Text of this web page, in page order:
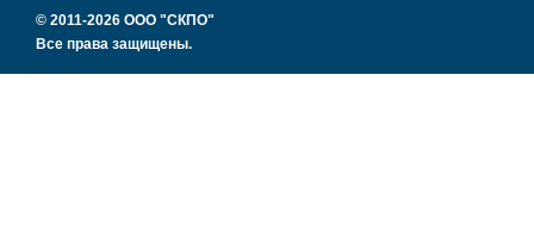
© 2011-2026 ООО "СКПО"
Все права защищены.